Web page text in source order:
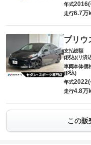
年式2016(
走行6.7万
プリウ
支払総額
(税込)(リ済
車両本体価
(税込)
年式2022(
走行4.8万
この販